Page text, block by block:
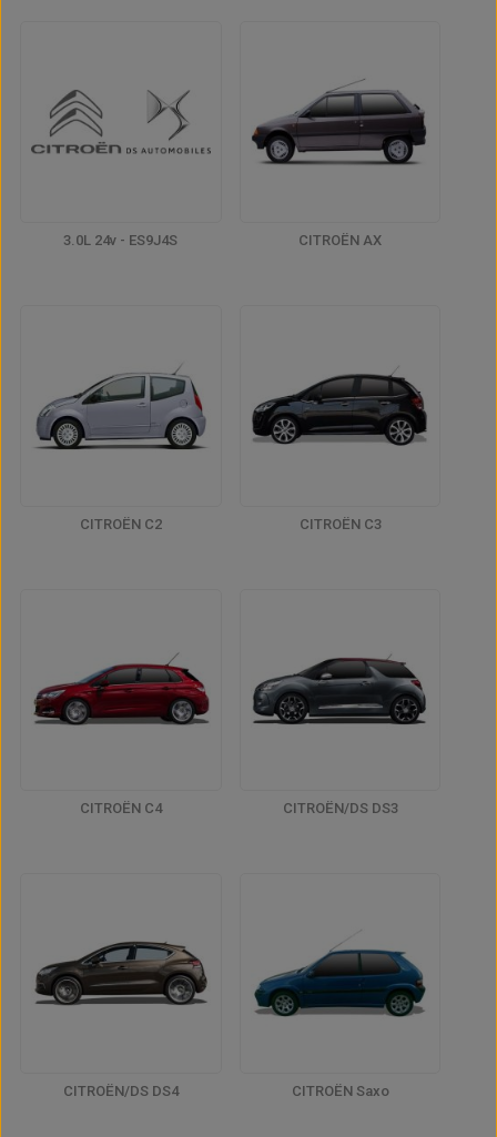
3.0L 24v - ES9J4S CITROËN AX
CITROËN C2 CITROËN C3
CITROËN C4 CITROËN/DS DS3
CITROËN/DS DS4 CITROËN Saxo